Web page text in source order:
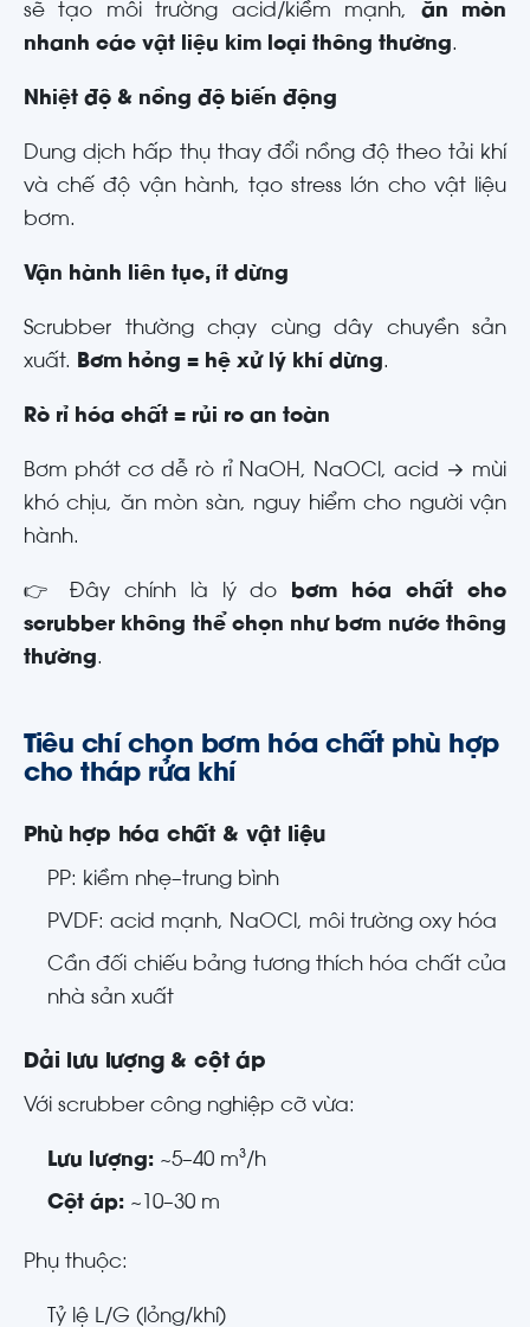
sẽ tạo môi trường acid/kiềm mạnh, ăn mòn
nhanh các vật liệu kim loại thông thường.
Nhiệt độ & nồng độ biến động
Dung dịch hấp thụ thay đổi nồng độ theo tải khí
và chế độ vận hành, tạo stress lớn cho vật liệu
bơm.
Vận hành liên tục, ít dừng
Scrubber thường chạy cùng dây chuyền sản
xuất.
Bơm hỏng = hệ xử lý khí dừng.
Rò rỉ hóa chất = rủi ro an toàn
Bơm phớt cơ dễ rò rỉ NaOH, NaOCl, acid → mùi
khó chịu, ăn mòn sàn, nguy hiểm cho người vận
hành.
👉 Đây chính là lý do
bơm hóa chất cho
scrubber không thể chọn như bơm nước thông
thường.
Tiêu chí chọn bơm hóa chất phù hợp
cho tháp rửa khí
Phù hợp hóa chất & vật liệu
PP: kiềm nhẹ–trung bình
PVDF: acid mạnh, NaOCl, môi trường oxy hóa
Cần đối chiếu bảng tương thích hóa chất của
nhà sản xuất
Dải lưu lượng & cột áp
Với scrubber công nghiệp cỡ vừa:
Lưu lượng: ~5–40 m³/h
Cột áp: ~10–30 m
Phụ thuộc:
Tỷ lệ L/G (lỏng/khí)